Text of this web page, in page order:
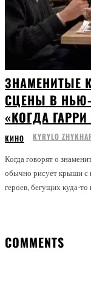
ЗНАМЕНИТЫЕ
СЦЕНЫ В
«КОГДА
КИНО KYRYLO
Когда говорят о
обычно рисует крыши с
героев, бегущих куда-то
COMMENTS